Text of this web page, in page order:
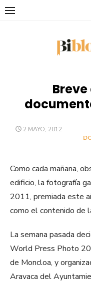
Saltar
PUBLICADO
2 MAYO, 2012
Como cada mañana,
edificio, la fotografía
2011, premiada este
como el contenido de
La semana pasada
World Press Photo
de Moncloa, y
Aravaca del